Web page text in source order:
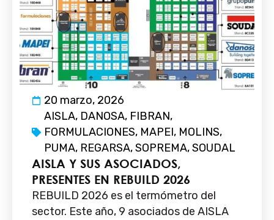
20 marzo, 2026
AISLA, DANOSA, FIBRAN,
FORMULACIONES, MAPEI, MOLINS,
PUMA, REGARSA,SOPREMA,SOUDAL
AISLA Y SUS ASOCIADOS,
PRESENTES EN REBUILD 2026
REBUILD 2026 es el termómetro del
sector. Este año, 9 asociados de AISLA